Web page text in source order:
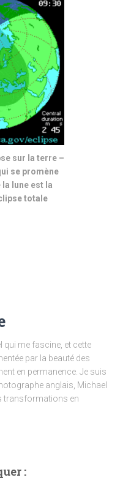
sur la terre –
se promène
la lune est la
totale
qui me fascine, et cette
par la beauté des
en permanence. Je suis
anglais, Michael
transformations en
: